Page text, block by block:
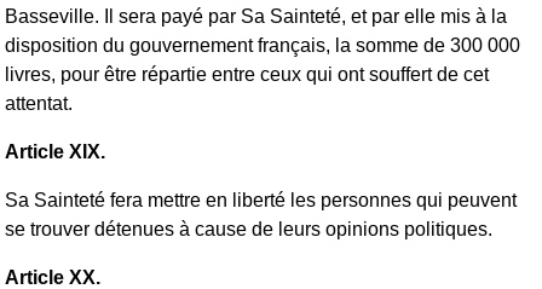
Basseville. Il sera payé par Sa Sainteté, et par elle mis à la
disposition du gouvernement français, la somme de 300 000
livres, pour être répartie entre ceux qui ont souffert de cet
attentat.
Article XIX.
Sa Sainteté fera mettre en liberté les personnes qui peuvent
se trouver détenues à cause de leurs opinions politiques.
Article XX.